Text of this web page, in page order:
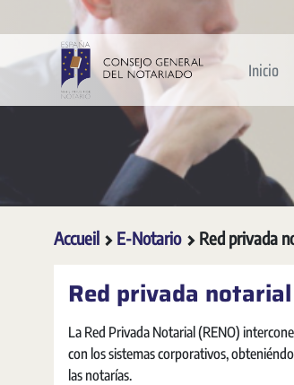
Saut au contenu principal
Inicio
Accueil E-Notario Red privada
Red privada notarial
La Red Privada Notarial (RENO)
con los sistemas corporativos,
las notarías.